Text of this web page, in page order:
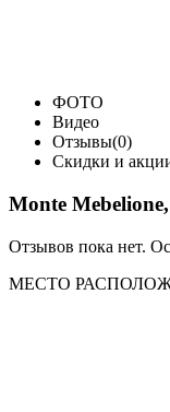
ФОТО
Видео
Отзывы(0)
Скидки и
Monte
Отзывов пока нет.
МЕСТО